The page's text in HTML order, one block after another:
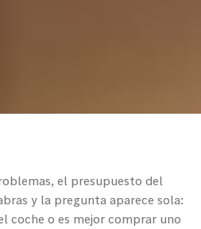
el presupuesto del
y la pregunta aparece sola:
coche o es mejor comprar uno